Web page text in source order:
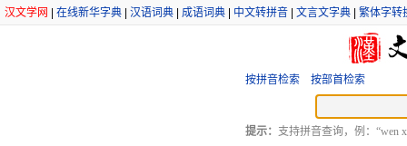
汉文学网 在线新华字典 汉语词典 成语词典 中文转拼音 文言文字典 繁体字转
按拼音检索 按部首检索
提示： 支持拼音查询，例：“wen